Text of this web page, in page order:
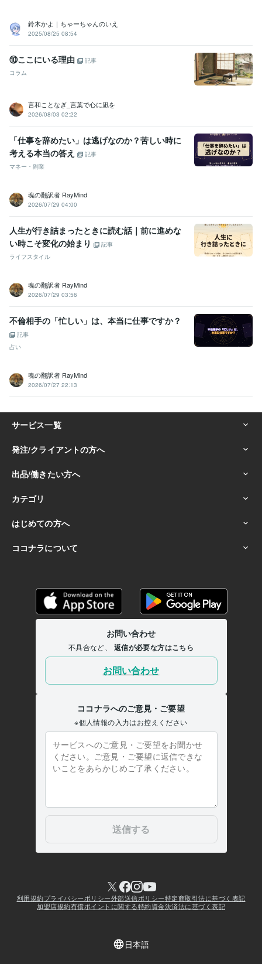
鈴木かよ｜ちゃーちゃんのいえ
2025/08/25 08:54
⑩ここにいる理由
記事
コラム
言和ことなぎ_言葉で心に凪を
2026/08/03 02:22
「仕事を辞めたい」は逃げなのか？苦しい時に
考える本当の答え
記事
マネー・副業
魂の翻訳者 RayMind
2026/07/29 04:00
人生が行き詰まったときに読む話｜前に進めな
い時こそ変化の始まり
記事
ライフスタイル
魂の翻訳者 RayMind
2026/07/29 03:56
不倫相手の「忙しい」は、本当に仕事ですか？
記事
占い
魂の翻訳者 RayMind
2026/07/27 22:13